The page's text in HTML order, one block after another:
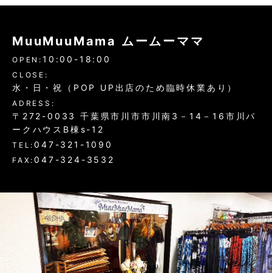
MuuMuuMama ムームーママ
OPEN: 10:00-18:00
CLOSE:
水・日・祝（POP UP出店のため臨時休業あり）
ADRESS:
〒272-0033 千葉県市川市市川南3－14－16市川パ
ークハウスB棟s-12
TEL:047-321-1090
FAX:047-324-3532